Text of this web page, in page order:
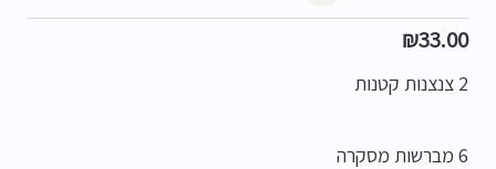
₪33.00
2 צנצנות קטנות
6 מברשות מסקרה